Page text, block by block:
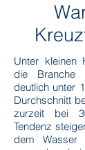
Unter kleinen
die Branche
deutlich unter
Durchschnitt
zurzeit bei
Tendenz
dem Wasser